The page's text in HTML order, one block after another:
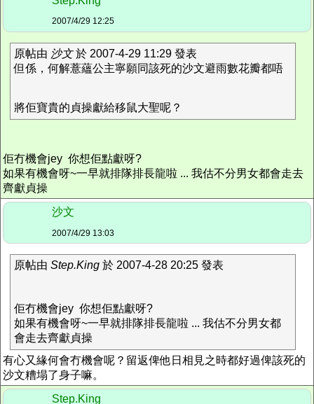
2007/4/29 12:25
原帖由 沙文於 2007-4-29 11:29 發表
但係，何解薏蘊公主寧願同該死的沙文避雨數花瓣都唔
將佢寶貴的貞操獻給移鼠大聖呢？
佢冇機會jey 你想佢點獻呀?
如果有機會呀~一早就排隊排長龍啦 ... 我估不分男女都會走去
齊獻貞操
沙文
2007/4/29 13:03
原帖由 Step.King 於 2007-4-28 20:25 發表
佢冇機會jey 你想佢點獻呀?
如果有機會呀~一早就排隊排長龍啦 ... 我估不分男女都
會走去齊獻貞操
有心又緣何會冇機會呢？留返俾他日相見之時都好過俾該死的
沙文糟塌了身子嘛。
Step.King